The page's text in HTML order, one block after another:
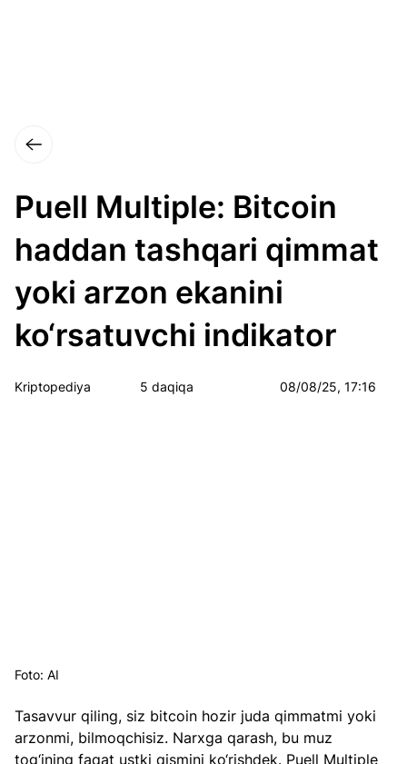
Puell Multiple: Bitcoin
haddan tashqari qimmat
yoki arzon ekanini
ko‘rsatuvchi indikator
Kriptopediya 5 daqiqa 08/08/25, 17:16
Foto: AI
Tasavvur qiling, siz bitcoin hozir juda qimmatmi yoki
arzonmi, bilmoqchisiz. Narxga qarash, bu muz
tog‘ining faqat ustki qismini ko‘rishdek. Puell Multiple